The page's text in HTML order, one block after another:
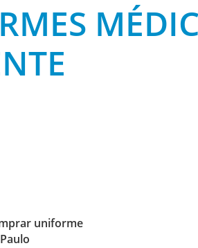
uniforme